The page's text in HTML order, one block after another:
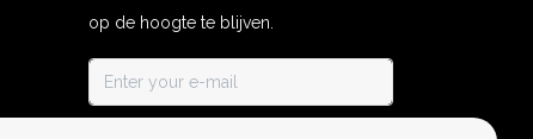
op de hoogte te blijven.